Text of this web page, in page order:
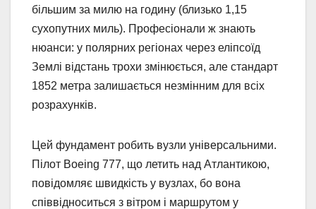
більшим за милю на годину (близько 1,15
сухопутних миль). Професіонали ж знають
нюанси: у полярних регіонах через еліпсоїд
Землі відстань трохи змінюється, але стандарт
1852 метра залишається незмінним для всіх
розрахунків.
Цей фундамент робить вузли універсальними.
Пілот Boeing 777, що летить над Атлантикою,
повідомляє швидкість у вузлах, бо вона
співвідноситься з вітром і маршрутом у